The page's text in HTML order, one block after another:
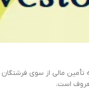
مالي از سوي فرشتگان
است.